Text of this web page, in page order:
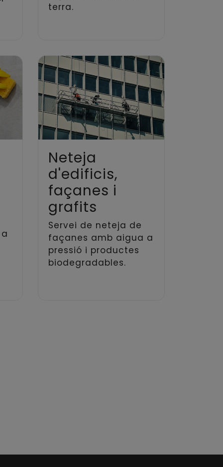
terra.
Neteja
d'edificis,
façanes i
grafits
Servei de neteja de
façanes amb aigua a
pressió i productes
biodegradables.